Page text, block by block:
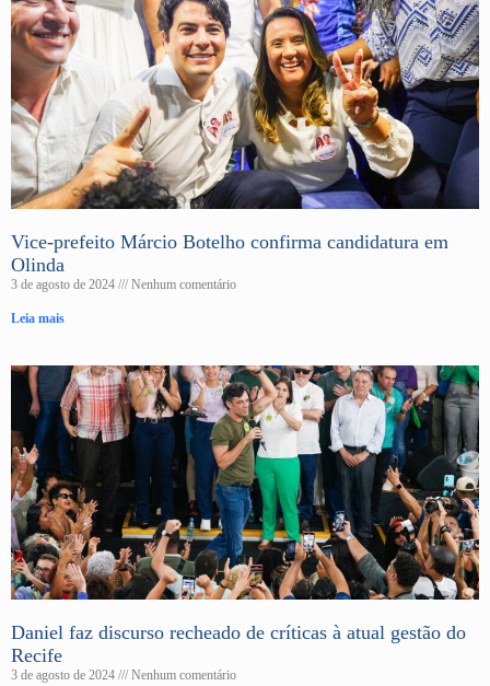
Vice-prefeito Márcio Botelho confirma candidatura em
Olinda
3 de agosto de 2024 Nenhum comentário
Leia mais
Daniel faz discurso recheado de críticas à atual gestão do
Recife
3 de agosto de 2024 Nenhum comentário